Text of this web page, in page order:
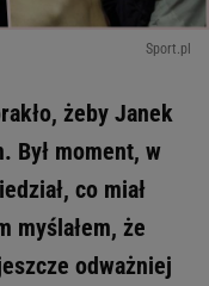
Sport.pl
żeby Janek
Był moment, w
co miał
myślałem, że
odważniej